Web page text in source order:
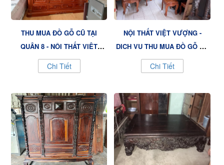
THU MUA ĐỒ GỖ CŨ TẠI
QUẬN 8 - NỘI THẤT VIỆT
VƯỢNG GIÁ CAO, NHANH
CHÓNG
Chi Tiết
NỘI THẤT VIỆT VƯỢNG -
DỊCH VỤ THU MUA ĐỒ GỖ CŨ
QUẬN 7 UY TÍN, CHUYÊN
NGHIỆP
Chi Tiết